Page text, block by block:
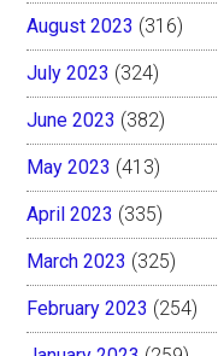
August 2023 (316)
July 2023 (324)
June 2023 (382)
May 2023 (413)
April 2023 (335)
March 2023 (325)
February 2023 (254)